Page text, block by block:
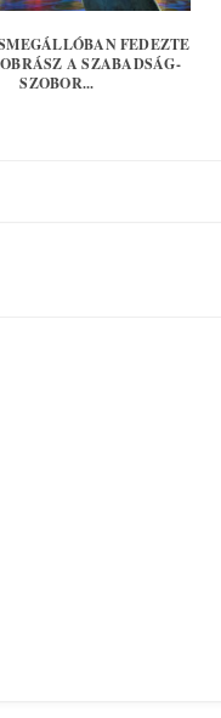
FEDEZTE
A SZABADSÁG-
SZOBOR...